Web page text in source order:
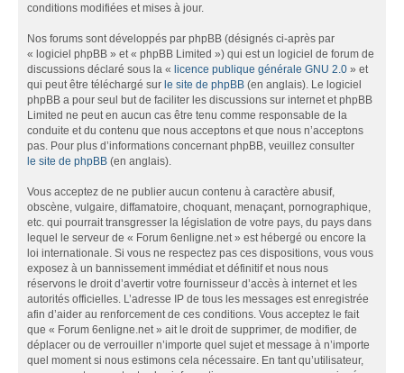
conditions modifiées et mises à jour.
Nos forums sont développés par phpBB (désignés ci-après par
« logiciel phpBB » et « phpBB Limited ») qui est un logiciel de forum de
discussions déclaré sous la « licence publique générale GNU 2.0 » et
qui peut être téléchargé sur le site de phpBB (en anglais). Le logiciel
phpBB a pour seul but de faciliter les discussions sur internet et phpBB
Limited ne peut en aucun cas être tenu comme responsable de la
conduite et du contenu que nous acceptons et que nous n’acceptons
pas. Pour plus d’informations concernant phpBB, veuillez consulter
le site de phpBB (en anglais).
Vous acceptez de ne publier aucun contenu à caractère abusif,
obscène, vulgaire, diffamatoire, choquant, menaçant, pornographique,
etc. qui pourrait transgresser la législation de votre pays, du pays dans
lequel le serveur de « Forum 6enligne.net » est hébergé ou encore la
loi internationale. Si vous ne respectez pas ces dispositions, vous vous
exposez à un bannissement immédiat et définitif et nous nous
réservons le droit d’avertir votre fournisseur d’accès à internet et les
autorités officielles. L’adresse IP de tous les messages est enregistrée
afin d’aider au renforcement de ces conditions. Vous acceptez le fait
que « Forum 6enligne.net » ait le droit de supprimer, de modifier, de
déplacer ou de verrouiller n’importe quel sujet et message à n’importe
quel moment si nous estimons cela nécessaire. En tant qu’utilisateur,